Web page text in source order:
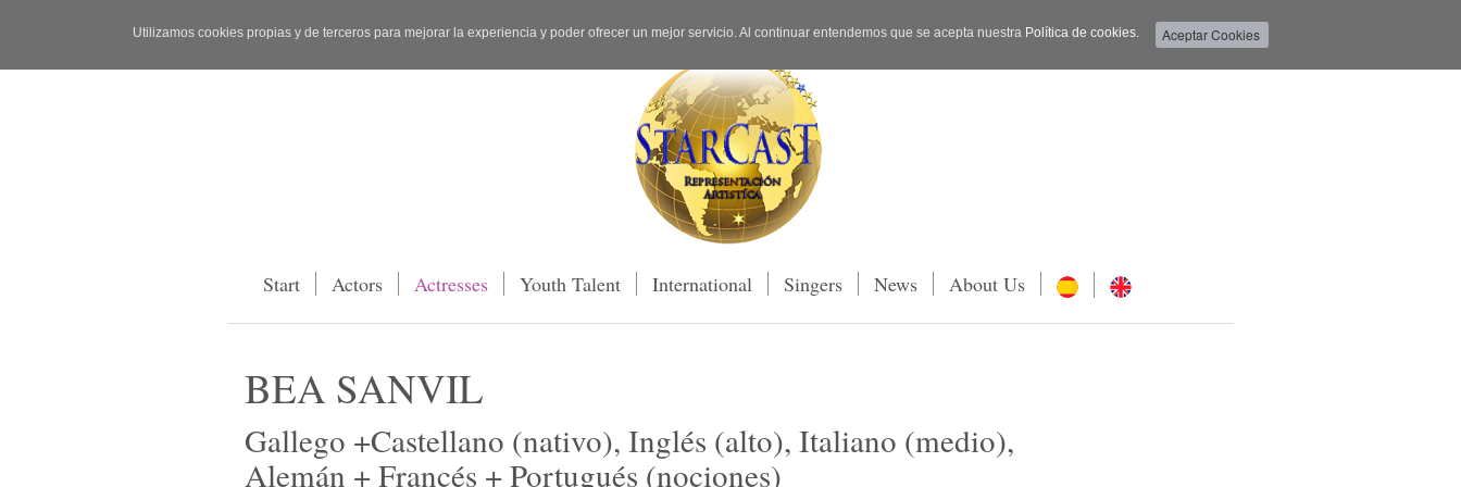
Utilizamos cookies propias y de terceros para mejorar la experiencia y poder ofrecer un mejor servicio. Al continuar entendemos que se acepta nuestra Política de cookies.
Start Actors Actresses Youth Talent International Singers News About Us
BEA SANVIL
Gallego +Castellano (nativo), Inglés (alto), Italiano (medio),
Alemán + Francés + Portugués (nociones)